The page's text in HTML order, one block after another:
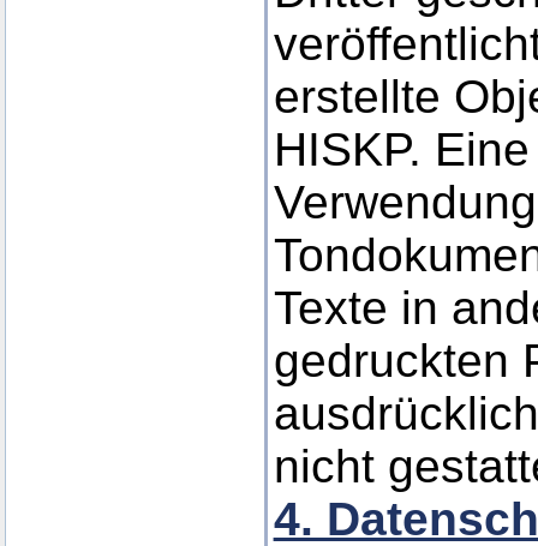
erstellte
HISKP.
Texte in
gedruckten
nicht
4.